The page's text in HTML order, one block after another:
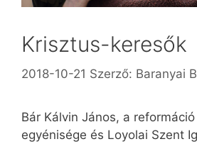
Krisztus-keresők
2018-10-21 Szerző: Baranyai
Bár Kálvin János, a
egyénisége és Loyolai Szent